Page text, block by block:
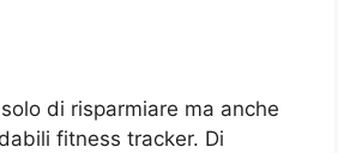
di risparmiare ma anche
fitness tracker. Di